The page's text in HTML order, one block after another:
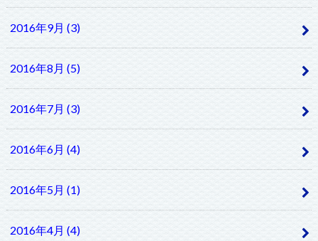
2016年9月 (3)
2016年8月 (5)
2016年7月 (3)
2016年6月 (4)
2016年5月 (1)
2016年4月 (4)